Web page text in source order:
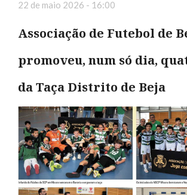
22 de maio 2026 - 16:00
Associação de Futebol de
promoveu, num só dia,
da Taça Distrito de Beja